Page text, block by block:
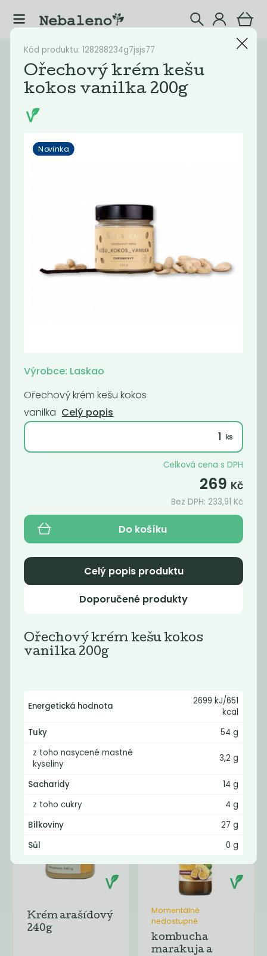
Katalog Potraviny
Filtrovat produkty
Novinka
169Kč
Krém mandlový
149
nedostupné
instantní bez...
990,91Kč/ Kg
Novinka
Sezamela 280g
Krém arašídový
240g
Momentálně
nedostupné
kombucha
marakuja a
Novinka
Kód produktu: 128288234g7jsjs77
Ořechový krém kešu
kokos vanilka 200g
Výrobce: Laskao
Ořechový krém kešu kokos
vanilka Celý popis
Celková cena s DPH
269 Kč
Bez DPH: 233,91 Kč
Do košíku
Celý popis produktu
Doporučené produkty
Ořechový krém kešu kokos
vanilka 200g
Energetická hodnota
2699 kJ/651
kcal
Tuky
54 g
z toho nasycené mastné
kyseliny
3,2 g
Sacharidy
14 g
z toho cukry
4 g
Bílkoviny
27 g
Sůl
0 g